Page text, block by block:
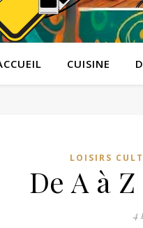
CUISINE
LOISIRS
De A à
4